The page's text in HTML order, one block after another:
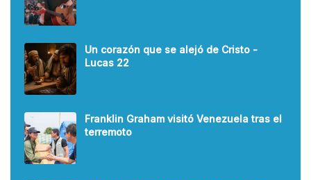
Un corazón que se alejó de Cristo -
Lucas 22
Franklin Graham visitó Venezuela tras el
terremoto